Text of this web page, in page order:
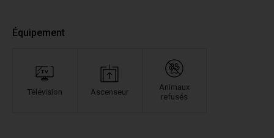
Équipement
Télévision Ascenseur
Animaux
refusés